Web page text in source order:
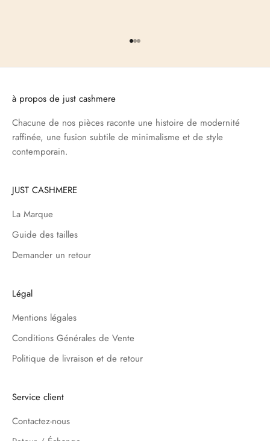
Aller à l'élément 1
Aller à l'élément 2
Aller à l'élément 3
à propos de just cashmere
Chacune de nos pièces raconte une histoire de modernité
raffinée, une fusion subtile de minimalisme et de style
contemporain.
JUST CASHMERE
La Marque
Guide des tailles
Demander un retour
Légal
Mentions légales
Conditions Générales de Vente
Politique de livraison et de retour
Service client
Contactez-nous